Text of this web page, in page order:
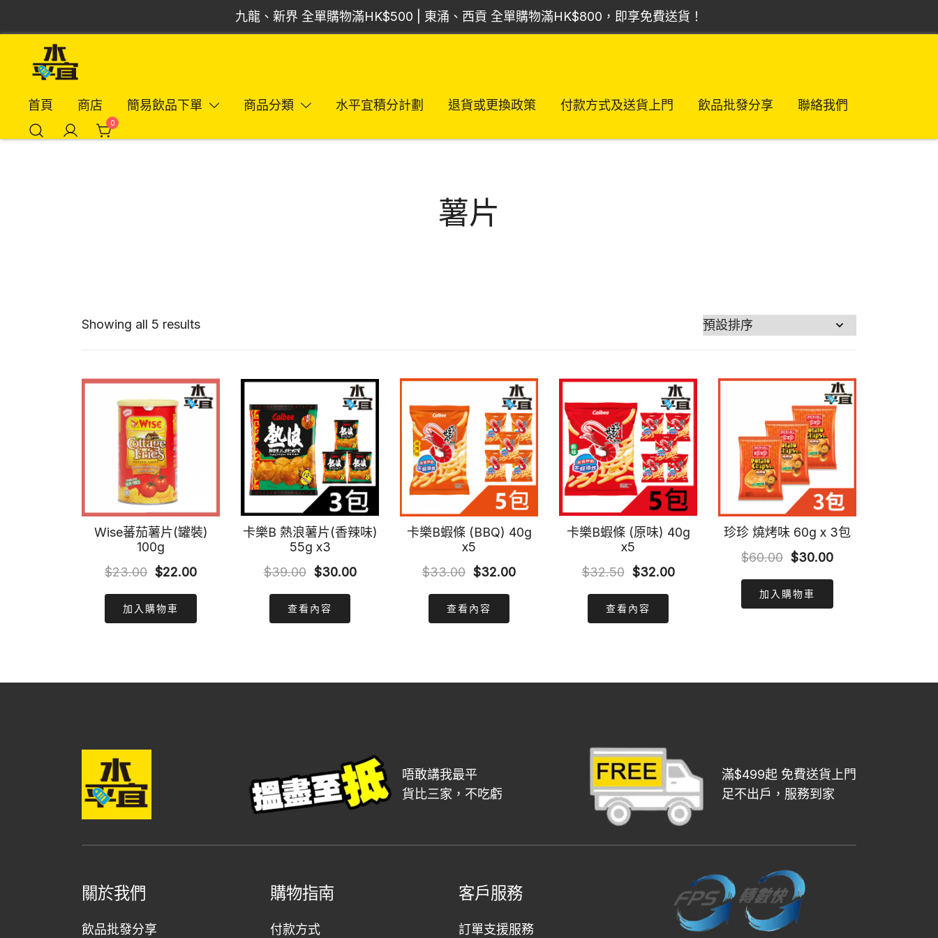
九龍、新界 全單購物滿HK$500 | 東涌、西貢 全單購物滿HK$800，即享免費送貨！
Vmart 水平宜
飲品批發倉 | 專營汽水、啤酒、紅酒、食品
首頁 商店 簡易飲品下單 商品分類 水平宜積分計劃 退貨或更換政策 付款方式及送貨上門 飲品批發分享 聯絡我們
0
薯片
Showing all 5 results
Wise蕃茄薯片(罐裝)
100g
$23.00 Original
price
was:
$22.00Current
加入購物車
卡樂B 熱浪薯片(香辣味)
55g x3
$39.00 Original
price
was:
$30.00Current
查看內容
卡樂B蝦條 (BBQ) 40g
x5
$33.00 Original
price
was:
$32.00Current
查看內容
卡樂B蝦條 (原味) 40g
x5
$32.50 Original
price
was:
$32.00Current
查看內容
珍珍 燒烤味 60g x 3包
$60.00 Original
price
was:
$30.00Current
加入購物車
唔敢講我最平
貨比三家，不吃虧
滿$499起 免費送貨上門
足不出戶，服務到家
關於我們
飲品批發分享
購物指南
付款方式
客戶服務
訂單支援服務